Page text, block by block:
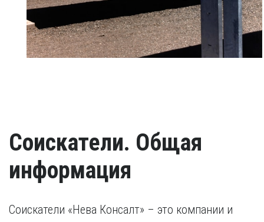
Соискатели. Общая
информация
Соискатели «Нева Консалт» – это компании и